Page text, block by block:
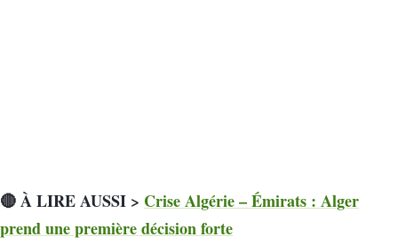
🔴 À LIRE AUSSI > Crise Algérie – Émirats : Alger
prend une première décision forte